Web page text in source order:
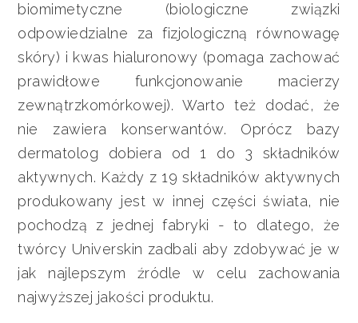
biomimetyczne (biologiczne związki
odpowiedzialne za fizjologiczną równowagę
skóry) i kwas hialuronowy (pomaga zachować
prawidłowe funkcjonowanie macierzy
zewnątrzkomórkowej). Warto też dodać, że
nie zawiera konserwantów. Oprócz bazy
dermatolog dobiera od 1 do 3 składników
aktywnych. Każdy z 19 składników aktywnych
produkowany jest w innej części świata, nie
pochodzą z jednej fabryki - to dlatego, że
twórcy Universkin zadbali aby zdobywać je w
jak najlepszym źródle w celu zachowania
najwyższej jakości produktu.